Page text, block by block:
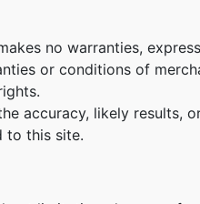
no warranties,
or conditions of
accuracy, likely results,
to this site.